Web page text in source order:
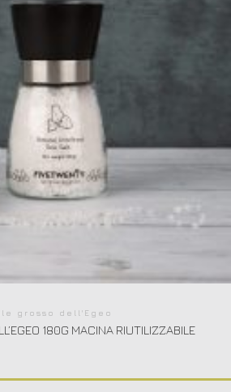
grosso dell'Egeo
180G MACINA RIUTILIZZABILE